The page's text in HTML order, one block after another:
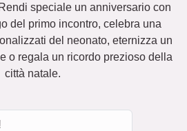
speciale un anniversario con
del primo incontro, celebra una
del neonato, eternizza un
o regala un ricordo prezioso della
città natale.